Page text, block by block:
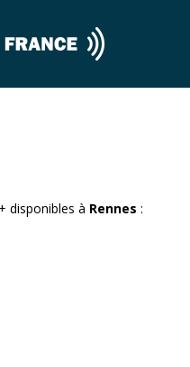
disponibles à Rennes :